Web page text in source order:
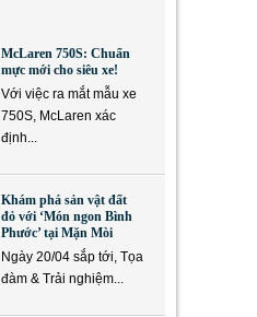
McLaren 750S: Chuẩn
mực mới cho siêu xe!
Với việc ra mắt mẫu xe
750S, McLaren xác
định...
Khám phá sản vật đất
đỏ với ‘Món ngon Bình
Phước’ tại Mặn Mòi
Ngày 20/04 sắp tới, Tọa
đàm & Trải nghiệm...